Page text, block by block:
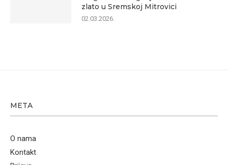
zlato u Sremskoj Mitrovici
02.03.2026.
META
O nama
Kontakt